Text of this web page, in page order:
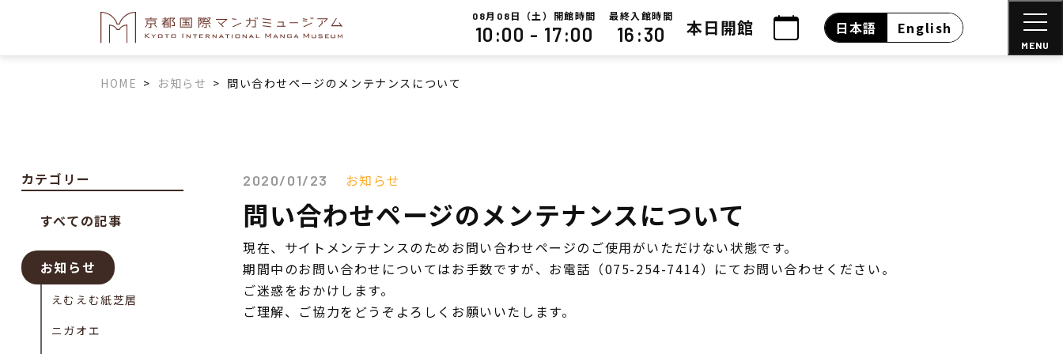
08月 08 日（土）開館時間
10:00 - 17:00
最終入館時間
16:30 本日開館 日本語 English
MENU
HOME > お知らせ > 問い合わせページのメンテナンスについて
2020/01/23 お知らせ
問い合わせページのメンテナンスについて
現在、サイトメンテナンスのためお問い合わせページのご使用がいただけない状態です。
期間中のお問い合わせについてはお手数ですが、お電話（075-254-7414）にてお問い合わせください。
ご迷惑をおかけします。
ご理解、ご協力をどうぞよろしくお願いいたします。
カテゴリー
すべての記事
お知らせ
えむえむ紙芝居
ニガオエ